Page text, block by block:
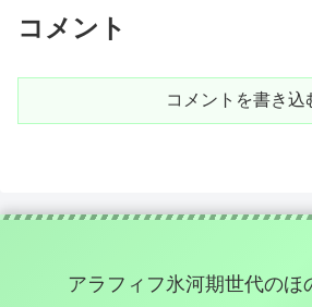
コメント
コメントを書き込
アラフィフ氷河期世代のほ